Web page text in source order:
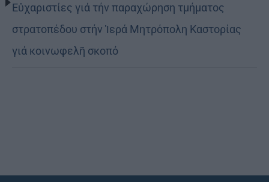
Εὐχαριστίες γιά τήν παραχώρηση τμήματος
στρατοπέδου στήν Ἱερά Μητρόπολη Καστορίας
γιά κοινωφελῆ σκοπό